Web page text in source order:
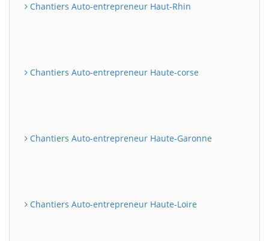
Chantiers Auto-entrepreneur Haut-Rhin
Chantiers Auto-entrepreneur Haute-corse
Chantiers Auto-entrepreneur Haute-Garonne
Chantiers Auto-entrepreneur Haute-Loire